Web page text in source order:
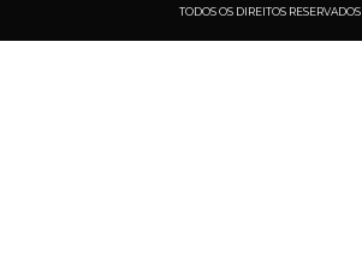
TODOS OS DIREITOS RESERVADOS